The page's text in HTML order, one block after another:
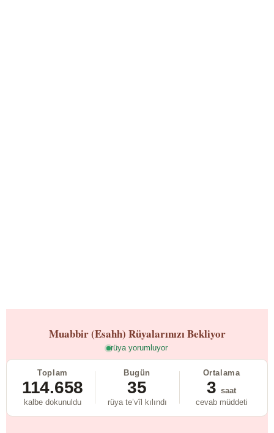
Muabbir (Esahh) Rüyalarınızı Bekliyor
rüya yorumluyor
Toplam
114.658
kalbe dokunuldu
Bugün
35
rüya te’vîl kılındı
Ortalama
3 saat
cevab müddeti